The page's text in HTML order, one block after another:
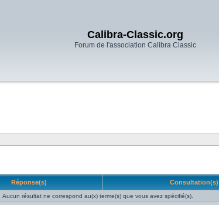
Calibra-Classic.org
Forum de l'association Calibra Classic
Réponse(s) Consultation(s)
Aucun résultat ne correspond au(x) terme(s) que vous avez spécifié(s).